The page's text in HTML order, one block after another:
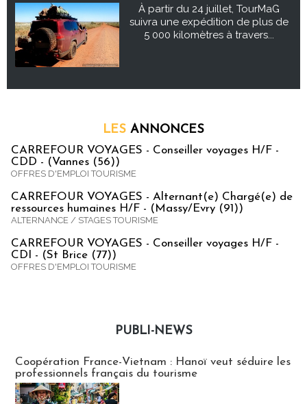
À partir du 24 juillet, TourMaG
suivra une expédition de plus de
5 000 kilomètres à travers...
LES ANNONCES
CARREFOUR VOYAGES - Conseiller voyages H/F -
CDD - (Vannes (56))
OFFRES D'EMPLOI TOURISME
CARREFOUR VOYAGES - Alternant(e) Chargé(e) de
ressources humaines H/F - (Massy/Evry (91))
ALTERNANCE / STAGES TOURISME
CARREFOUR VOYAGES - Conseiller voyages H/F -
CDI - (St Brice (77))
OFFRES D'EMPLOI TOURISME
PUBLI-NEWS
Coopération France-Vietnam : Hanoï veut séduire les
professionnels français du tourisme